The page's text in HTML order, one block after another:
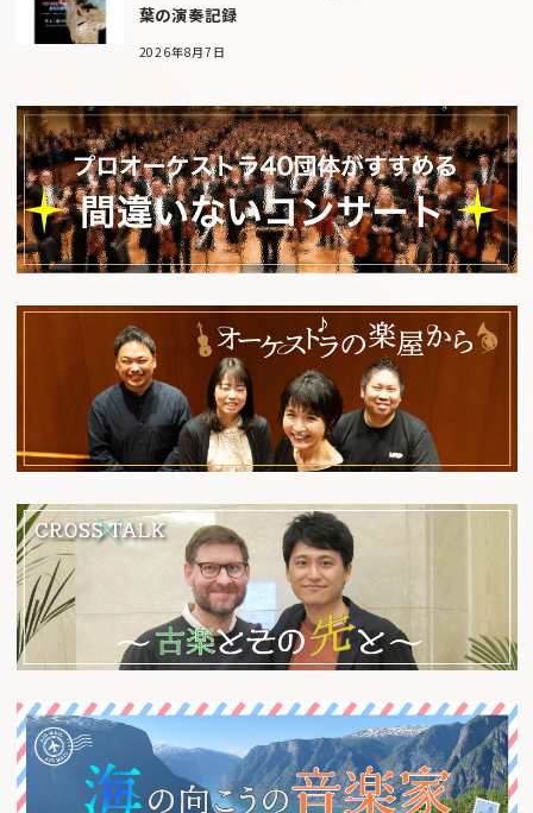
葉の演奏記録
2026年8月7日